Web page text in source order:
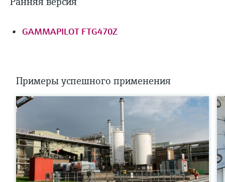
GAMMAPILOT FTG470Z
Примеры успешного применения